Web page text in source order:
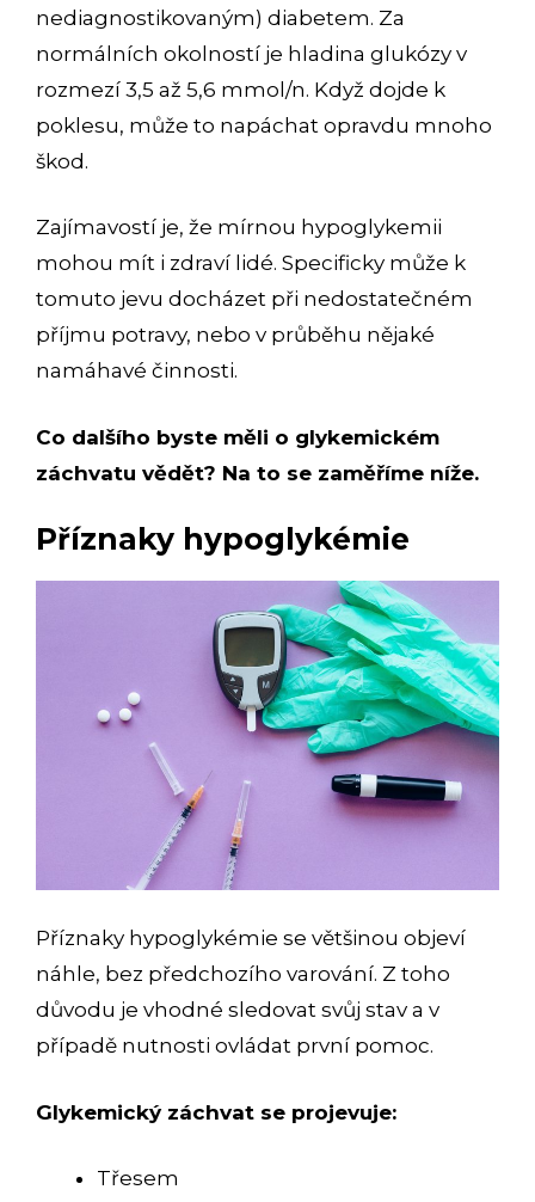
nediagnostikovaným) diabetem. Za
normálních okolností je hladina glukózy v
rozmezí 3,5 až 5,6 mmol/n. Když dojde k
poklesu, může to napáchat opravdu mnoho
škod.
Zajímavostí je, že mírnou hypoglykemii
mohou mít i zdraví lidé. Specificky může k
tomuto jevu docházet při nedostatečném
příjmu potravy, nebo v průběhu nějaké
namáhavé činnosti.
Co dalšího byste měli o glykemickém
záchvatu vědět? Na to se zaměříme níže.
Příznaky hypoglykémie
Příznaky hypoglykémie se většinou objeví
náhle, bez předchozího varování. Z toho
důvodu je vhodné sledovat svůj stav a v
případě nutnosti ovládat první pomoc.
Glykemický záchvat se projevuje:
Třesem